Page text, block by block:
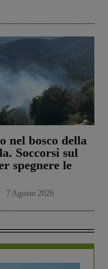
nel bosco della
Soccorsi sul
spegnere le
7 Agosto 2026